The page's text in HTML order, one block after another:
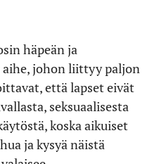
häpeän ja
johon liittyy paljon
että lapset eivät
seksuaalisesta
koska aikuiset
ja kysyä näistä